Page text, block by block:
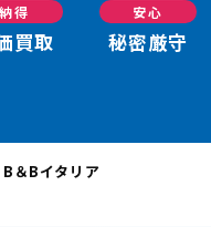
納得
買取
安心
秘密厳守
B＆Bイタリア